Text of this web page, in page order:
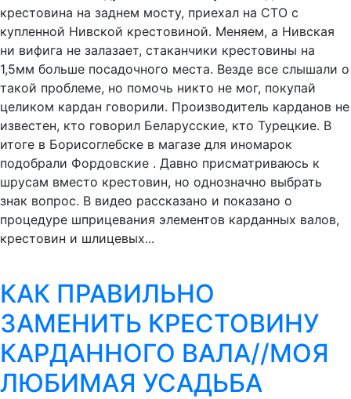
крестовина на заднем мосту, приехал на СТО с
купленной Нивской крестовиной. Меняем, а Нивская
ни вифига не залазает, стаканчики крестовины на
1,5мм больше посадочного места. Везде все слышали о
такой проблеме, но помочь никто не мог, покупай
целиком кардан говорили. Производитель карданов не
известен, кто говорил Беларусские, кто Турецкие. В
итоге в Борисоглебске в магазе для иномарок
подобрали Фордовские . Давно присматриваюсь к
шрусам вместо крестовин, но однозначно выбрать
знак вопрос. В видео рассказано и показано о
процедуре шприцевания элементов карданных валов,
крестовин и шлицевых...
КАК ПРАВИЛЬНО
ЗАМЕНИТЬ КРЕСТОВИНУ
КАРДАННОГО ВАЛА//МОЯ
ЛЮБИМАЯ УСАДЬБА